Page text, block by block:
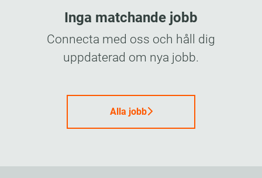
Inga matchande jobb
Connecta med oss och håll dig
uppdaterad om nya jobb.
Alla jobb